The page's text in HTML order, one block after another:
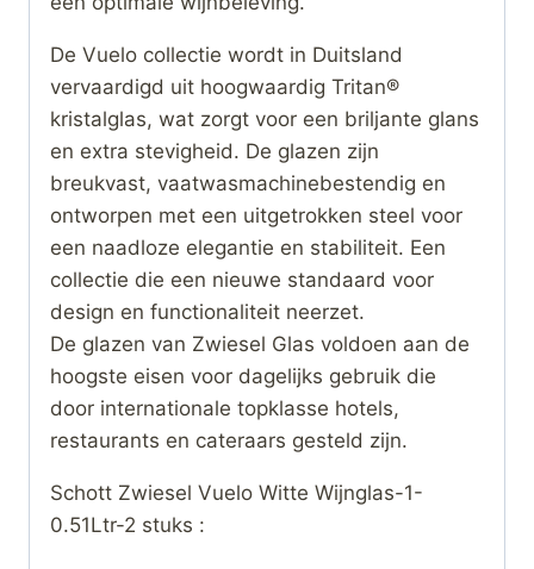
De Vuelo collectie wordt in Duitsland
vervaardigd uit hoogwaardig Tritan®
kristalglas, wat zorgt voor een briljante glans
en extra stevigheid. De glazen zijn
breukvast, vaatwasmachinebestendig en
ontworpen met een uitgetrokken steel voor
een naadloze elegantie en stabiliteit. Een
collectie die een nieuwe standaard voor
design en functionaliteit neerzet.
De glazen van Zwiesel Glas voldoen aan de
hoogste eisen voor dagelijks gebruik die
door internationale topklasse hotels,
restaurants en cateraars gesteld zijn.
Schott Zwiesel Vuelo Witte Wijnglas-1-
0.51Ltr-2 stuks :